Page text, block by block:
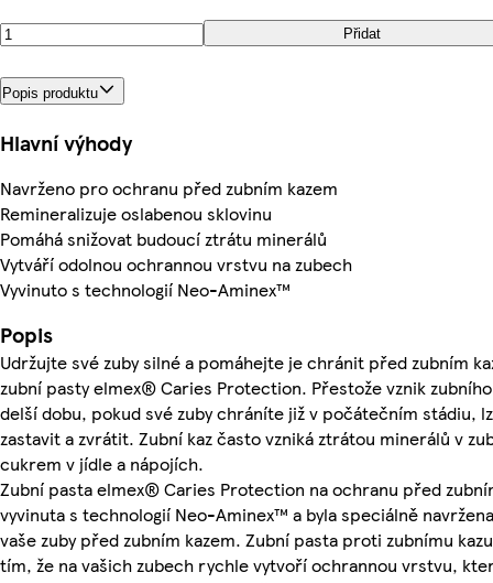
Přidat
Popis produktu
Hlavní výhody
Navrženo pro ochranu před zubním kazem
Remineralizuje oslabenou sklovinu
Pomáhá snižovat budoucí ztrátu minerálů
Vytváří odolnou ochrannou vrstvu na zubech
Vyvinuto s technologií Neo-Aminex™
Popis
Udržujte své zuby silné a pomáhejte je chránit před zubním
zubní pasty elmex® Caries Protection. Přestože vznik
delší dobu, pokud své zuby chráníte již v počátečním stádiu,
zastavit a zvrátit. Zubní kaz často vzniká ztrátou minerálů v
cukrem v jídle a nápojích.
Zubní pasta elmex® Caries Protection na ochranu před
vyvinuta s technologií Neo-Aminex™ a byla speciálně
vaše zuby před zubním kazem. Zubní pasta proti zubnímu
tím, že na vašich zubech rychle vytvoří ochrannou vrstvu,